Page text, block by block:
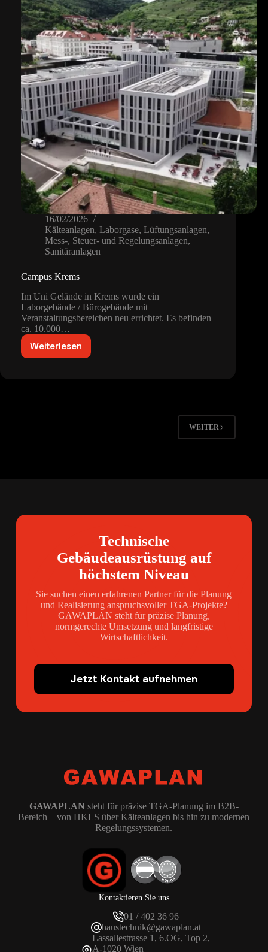
16/02/2026
Kälteanlagen, Laborgase, Lüftungsanlagen,
Mess-, Steuer- und Regelungsanlagen,
Sanitäranlagen
Campus Krems
Im Uni Gelände in Krems wurde ein
Laborgebäude / Bürogebäude mit
Veranstaltungsbereichen neu errichtet. Es befinden
ca. 10.000…
Weiterlesen
Campus
WEITER
Technische
Gebäudeausrüstung auf
höchstem Niveau
Sie suchen einen erfahrenen Partner für die Planung
und Realisierung anspruchsvoller TGA-Projekte?
GAWAPLAN steht für präzise Planung,
normgerechte Umsetzung und langfristige
Wirtschaftlichkeit.
Jetzt Kontakt aufnehmen
GAWAPLANsteht für präzise TGA-Planung im B2B-
Bereich – von HKLS über Kälteanlagen bis hin zu modernen
Regelungssystemen.
Kontaktieren Sie uns
01 / 402 36 96
haustechnik@gawaplan.at
Lassallestrasse 1, 6.OG, Top 2,
A-1020 Wien